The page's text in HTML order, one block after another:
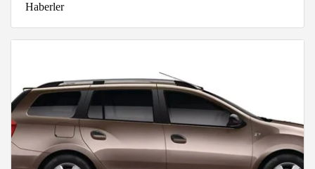
Haberler